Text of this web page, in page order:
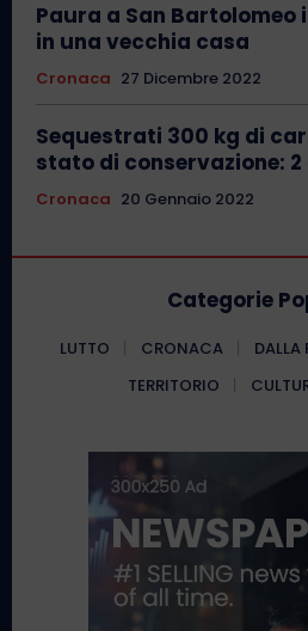
Paura a San Bartolomeo
in una vecchia casa
Cronaca 27 Dicembre 2022
Sequestrati 300 kg di
stato di conservazione: 2
Cronaca 20 Gennaio 2022
Categorie
LUTTO CRONACA DALLA
TERRITORIO